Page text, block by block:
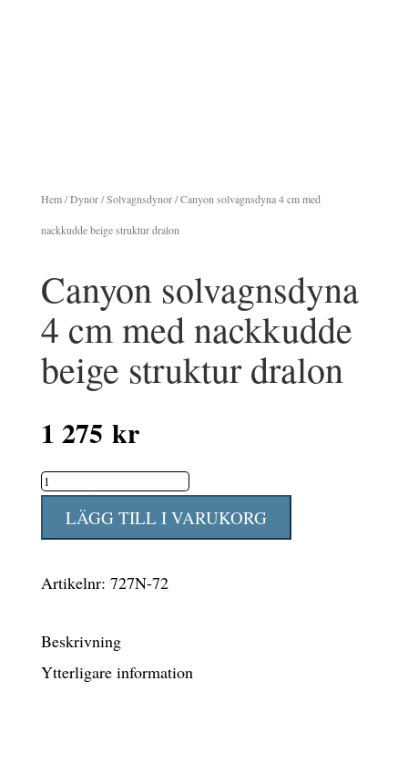
Hem/Dynor/Solvagnsdynor/ Canyon solvagnsdyna 4 cm med
nackkudde beige struktur dralon
Canyon solvagnsdyna
4 cm med nackkudde
beige struktur dralon
1 275 kr
Canyon
solvagnsdyna
4
nackkudde
beige
LÄGG TILL I VARUKORG
Artikelnr: 727N-72
Beskrivning
Ytterligare information